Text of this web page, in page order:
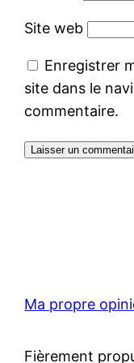
Site web
Enregistrer
site dans le
commentaire.
Ma propre
Fièrement